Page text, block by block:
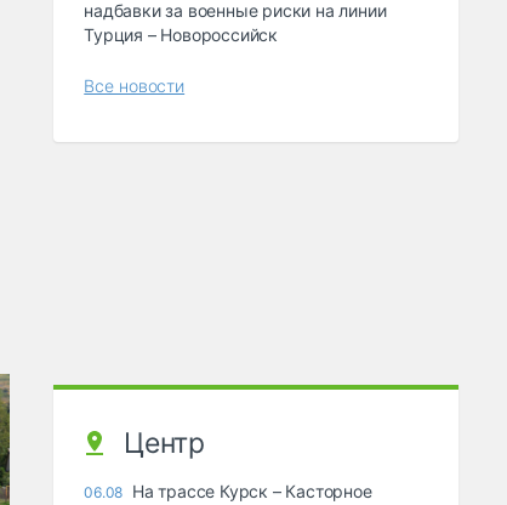
надбавки за военные риски на линии
Турция – Новороссийск
Все новости
Центр
06.08 На трассе Курск – Касторное